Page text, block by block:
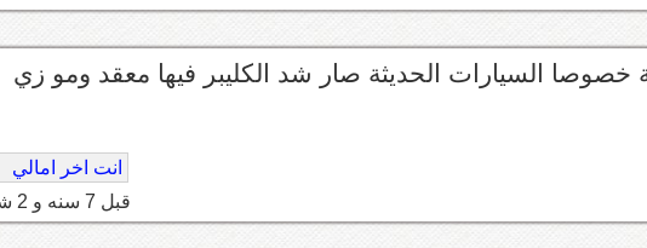
السيارات الحديثة صار شد الكليبر فيها معقد ومو زي
انت اخر امالي
قبل 7 سنه و 2 شهر